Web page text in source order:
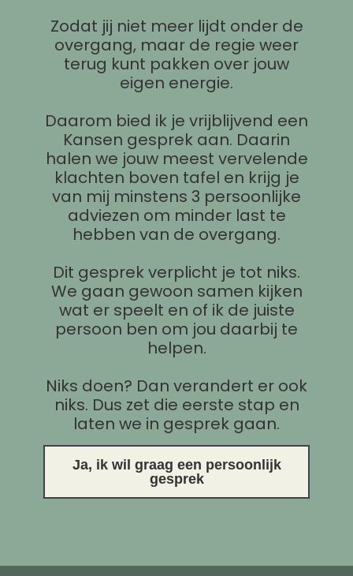
Zodat jij niet meer lijdt onder de
overgang, maar de regie weer
terug kunt pakken over jouw
eigen energie.
Daarom bied ik je vrijblijvend een
Kansen gesprek aan. Daarin
halen we jouw meest vervelende
klachten boven tafel en krijg je
van mij minstens 3 persoonlijke
adviezen om minder last te
hebben van de overgang.
Dit gesprek verplicht je tot niks.
We gaan gewoon samen kijken
wat er speelt en of ik de juiste
persoon ben om jou daarbij te
helpen.
Niks doen? Dan verandert er ook
niks. Dus zet die eerste stap en
laten we in gesprek gaan.
Ja, ik wil graag een persoonlijk
gesprek